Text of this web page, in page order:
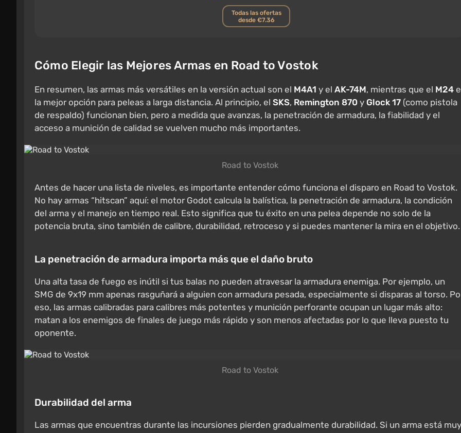
Todas las ofertas
desde €7.36
Cómo Elegir las Mejores Armas en Road to Vostok
En resumen, las armas más versátiles en la versión actual son el M4A1 y el AK-74M, mientras que el M24
la mejor opción para peleas a larga distancia. Al principio, el SKS, Remington 870 y Glock 17 (como pistola
de respaldo) funcionan bien, pero a medida que avanzas, la penetración de armadura, la fiabilidad y el
acceso a munición de calidad se vuelven mucho más importantes.
Road to Vostok
Antes de hacer una lista de niveles, es importante entender cómo funciona el disparo en Road to Vostok.
No hay armas “hitscan” aquí: el motor Godot calcula la balística, la penetración de armadura, la condición
del arma y el manejo en tiempo real. Esto significa que tu éxito en una pelea depende no solo de la
potencia bruta, sino también de calibre, durabilidad, retroceso y si puedes mantener la mira en el objetivo.
La penetración de armadura importa más que el daño bruto
Una alta tasa de fuego es inútil si tus balas no pueden atravesar la armadura enemiga. Por ejemplo, un
SMG de 9x19 mm apenas rasguñará a alguien con armadura pesada, especialmente si disparas al torso.
eso, las armas calibradas para calibres más potentes y munición perforante ocupan un lugar más alto:
matan a los enemigos de finales de juego más rápido y son menos afectadas por lo que lleva puesto tu
oponente.
Road to Vostok
Durabilidad del arma
Las armas que encuentras durante las incursiones pierden gradualmente durabilidad. Si un arma está muy